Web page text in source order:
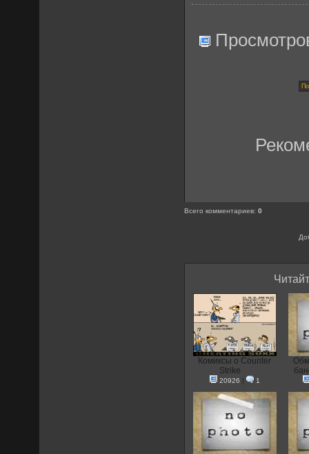
Всего комментариев:0
Комиксы о Counter
Strike
20926 | 1